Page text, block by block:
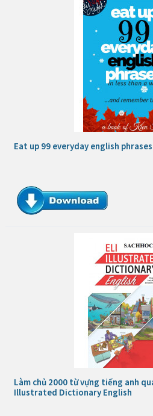
Eat up 99 everyday english
Làm chủ 2000 từ vựng tiếng anh
Illustrated Dictionary English